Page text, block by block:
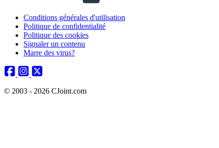
Conditions générales d'utilisation
Politique de confidentialité
Politique des cookies
Signaler un contenu
Marre des virus?
© 2003 - 2026 CJoint.com